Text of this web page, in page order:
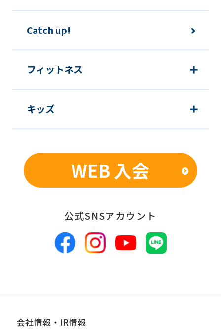
Catch up!
フィットネス
キッズ
WEB 入会
公式SNSアカウント
会社情報・IR情報